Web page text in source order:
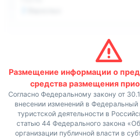
Размещение информации о
средства размещения
Согласно Федеральному закону от
внесении изменений в Федеральный
туристской деятельности в
статью 44 Федерального закона
организации публичной власти в